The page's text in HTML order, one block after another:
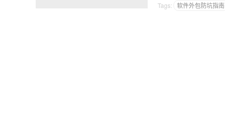
Tags: 软件外包防坑指南